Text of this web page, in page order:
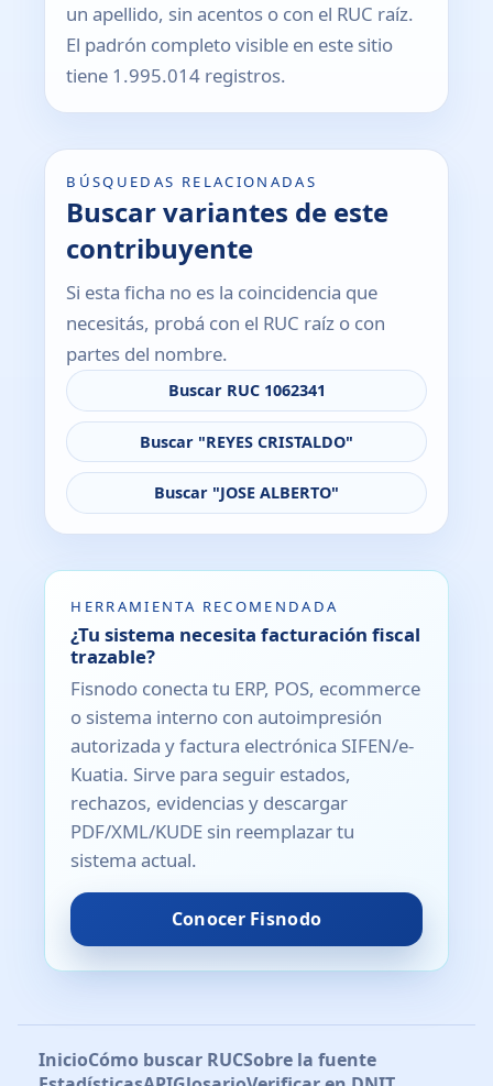
un apellido, sin acentos o con el RUC raíz.
El padrón completo visible en este sitio
tiene 1.995.014 registros.
BÚSQUEDAS RELACIONADAS
Buscar variantes de este
contribuyente
Si esta ficha no es la coincidencia que
necesitás, probá con el RUC raíz o con
partes del nombre.
Buscar RUC 1062341
Buscar "REYES CRISTALDO"
Buscar "JOSE ALBERTO"
HERRAMIENTA RECOMENDADA
¿Tu sistema necesita facturación fiscal
trazable?
Fisnodo conecta tu ERP, POS, ecommerce
o sistema interno con autoimpresión
autorizada y factura electrónica SIFEN/e-
Kuatia. Sirve para seguir estados,
rechazos, evidencias y descargar
PDF/XML/KUDE sin reemplazar tu
sistema actual.
Conocer Fisnodo
InicioCómo buscar RUCSobre la fuente